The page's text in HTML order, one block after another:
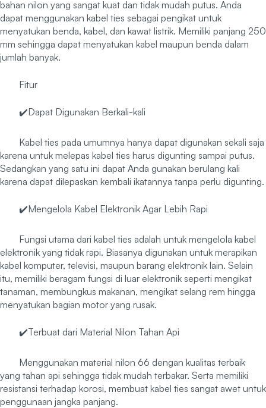
bahan nilon yang sangat kuat dan tidak mudah putus. Anda
dapat menggunakan kabel ties sebagai pengikat untuk
menyatukan benda, kabel, dan kawat listrik. Memiliki panjang 250
mm sehingga dapat menyatukan kabel maupun benda dalam
jumlah banyak.
Fitur
✔️Dapat Digunakan Berkali-kali
Kabel ties pada umumnya hanya dapat digunakan sekali saja
karena untuk melepas kabel ties harus digunting sampai putus.
Sedangkan yang satu ini dapat Anda gunakan berulang kali
karena dapat dilepaskan kembali ikatannya tanpa perlu digunting.
✔️Mengelola Kabel Elektronik Agar Lebih Rapi
Fungsi utama dari kabel ties adalah untuk mengelola kabel
elektronik yang tidak rapi. Biasanya digunakan untuk merapikan
kabel komputer, televisi, maupun barang elektronik lain. Selain
itu, memiliki beragam fungsi di luar elektronik seperti mengikat
tanaman, membungkus makanan, mengikat selang rem hingga
menyatukan bagian motor yang rusak.
✔️Terbuat dari Material Nilon Tahan Api
Menggunakan material nilon 66 dengan kualitas terbaik
yang tahan api sehingga tidak mudah terbakar. Serta memiliki
resistansi terhadap korosi, membuat kabel ties sangat awet untuk
penggunaan jangka panjang.